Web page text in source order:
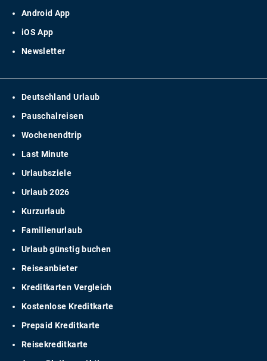
Android App
iOS App
Newsletter
Deutschland Urlaub
Pauschalreisen
Wochenendtrip
Last Minute
Urlaubsziele
Urlaub 2026
Kurzurlaub
Familienurlaub
Urlaub günstig buchen
Reiseanbieter
Kreditkarten Vergleich
Kostenlose Kreditkarte
Prepaid Kreditkarte
Reisekreditkarte